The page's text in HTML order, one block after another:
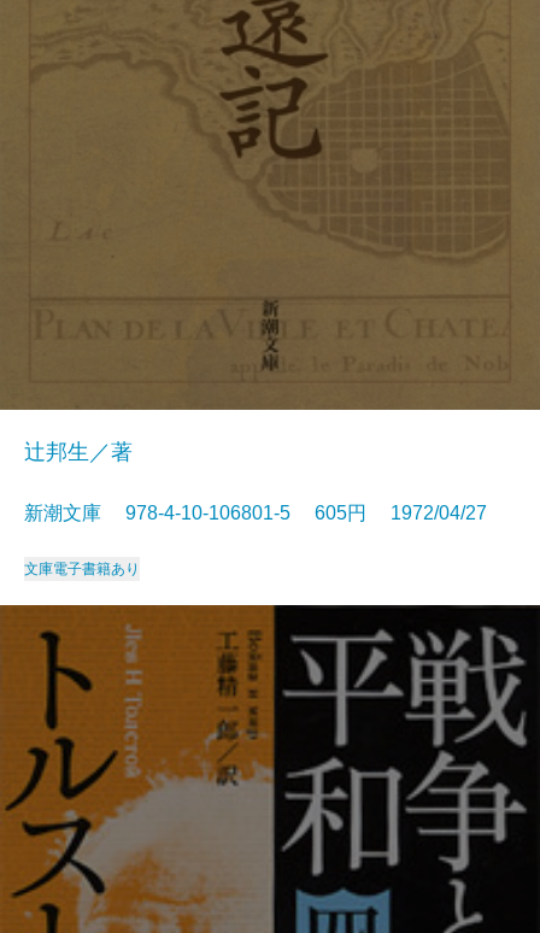
辻邦生／著
新潮文庫 978-4-10-106801-5 605円 1972/04/27
文庫電子書籍あり